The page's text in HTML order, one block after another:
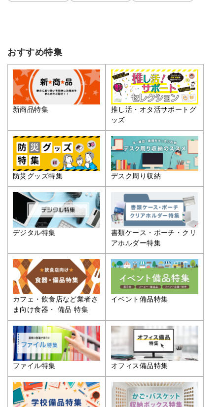
おすすめ特集
新商品特集
推し活・オタ活サポートグ
ッズ
防災グッズ特集 デスク周り収納
デジタル特集
書類ケース・ポーチ・クリ
アホルダー特集
カフェ・飲食店など業者さ
ま向け食器・ 備品 特集
イベント備品特集
ファイル特集 オフィス備品特集